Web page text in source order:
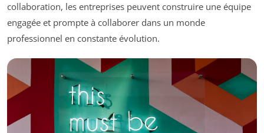
collaboration, les entreprises peuvent construire une équipe
engagée et prompte à collaborer dans un monde
professionnel en constante évolution.